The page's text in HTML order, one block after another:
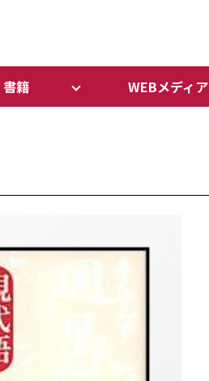
書籍 WEBメディア